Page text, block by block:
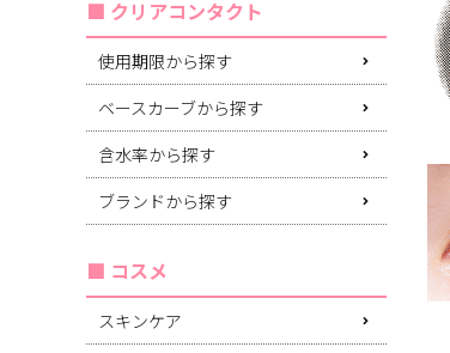
クリアコンタクト
使用期限から探す
ベースカーブから探す
含水率から探す
ブランドから探す
コスメ
スキンケア